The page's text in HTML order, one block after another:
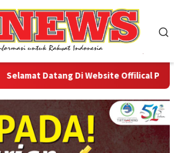
Datang Di Website Offilical PI-